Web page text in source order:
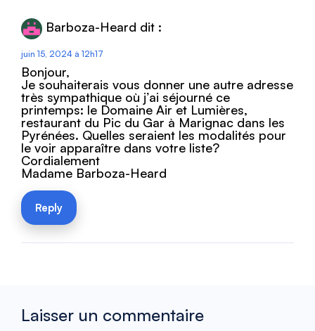
Barboza-Heard dit :
juin 15, 2024 à 12h17
Bonjour,
Je souhaiterais vous donner une autre adresse
très sympathique où j’ai séjourné ce
printemps: le Domaine Air et Lumières,
restaurant du Pic du Gar à Marignac dans les
Pyrénées. Quelles seraient les modalités pour
le voir apparaître dans votre liste?
Cordialement
Madame Barboza-Heard
Reply
Laisser un commentaire